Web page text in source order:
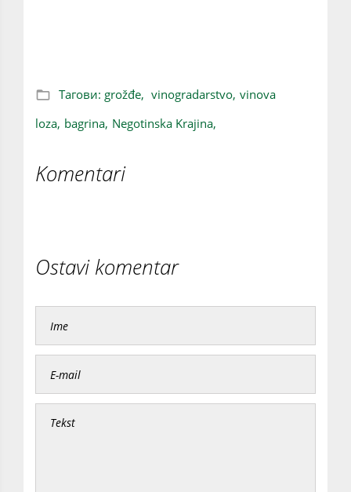
Тагови: grožđe, vinogradarstvo, vinova
loza, bagrina, Negotinska Krajina,
Komentari
Ostavi komentar